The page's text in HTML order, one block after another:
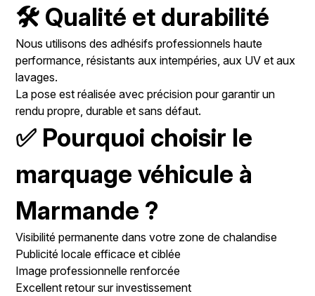
🛠️ Qualité et durabilité
Nous utilisons des adhésifs professionnels haute
performance, résistants aux intempéries, aux UV et aux
lavages.
La pose est réalisée avec précision pour garantir un
rendu propre, durable et sans défaut.
✅ Pourquoi choisir le
marquage véhicule à
Marmande ?
Visibilité permanente dans votre zone de chalandise
Publicité locale efficace et ciblée
Image professionnelle renforcée
Excellent retour sur investissement